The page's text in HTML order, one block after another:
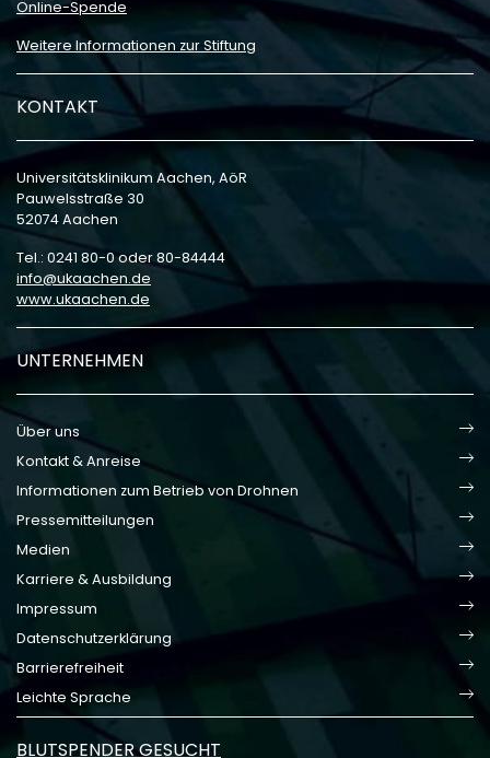
Online-Spende
Weitere Informationen zur Stiftung
KONTAKT
Universitätsklinikum Aachen, AöR
Pauwelsstraße 30
52074 Aachen
Tel.: 0241 80-0 oder 80-84444
info
ukaachen de
www.ukaachen.de
UNTERNEHMEN
Über uns
Kontakt & Anreise
Informationen zum Betrieb von Drohnen
Pressemitteilungen
Medien
Karriere & Ausbildung
Impressum
Datenschutzerklärung
Barrierefreiheit
Leichte Sprache
BLUTSPENDER GESUCHT